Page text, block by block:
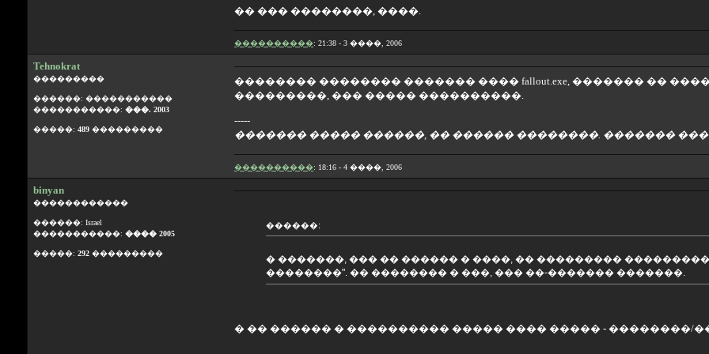
�� ��� ��������, ����.
����������: 21:38 - 3 ����, 2006
Tehnokrat
���������
������: �����������
�����������: ���. 2003
�����: 489 ���������
�������� �������� ������� ���� fallout.exe, ������� ��
���������, ��� ����� ����������.
-----
������� ����� ������, �� ������ ��������. �������
����������: 18:16 - 4 ����, 2006
binyan
������������
������: Israel
�����������: ���� 2005
�����: 292 ���������
������:
� �������, ��� �� ������ � ����, �� ���������
��������". �� �������� � ���, ��� ��-������� �������.
� �� ������ � ���������� ����� ���� ����� - ��������/